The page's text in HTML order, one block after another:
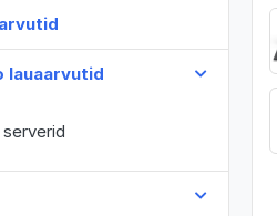
lauaarvutid